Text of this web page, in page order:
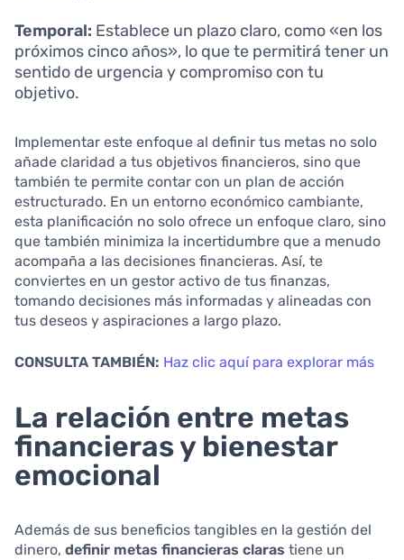
Temporal: Establece un plazo claro, como «en los
próximos cinco años», lo que te permitirá tener un
sentido de urgencia y compromiso con tu
objetivo.
Implementar este enfoque al definir tus metas no solo
añade claridad a tus objetivos financieros, sino que
también te permite contar con un plan de acción
estructurado. En un entorno económico cambiante,
esta planificación no solo ofrece un enfoque claro, sino
que también minimiza la incertidumbre que a menudo
acompaña a las decisiones financieras. Así, te
conviertes en un gestor activo de tus finanzas,
tomando decisiones más informadas y alineadas con
tus deseos y aspiraciones a largo plazo.
CONSULTA TAMBIÉN: Haz clic aquí para explorar más
La relación entre metas
financieras y bienestar
emocional
Además de sus beneficios tangibles en la gestión del
dinero, definir metas financieras claras tiene un